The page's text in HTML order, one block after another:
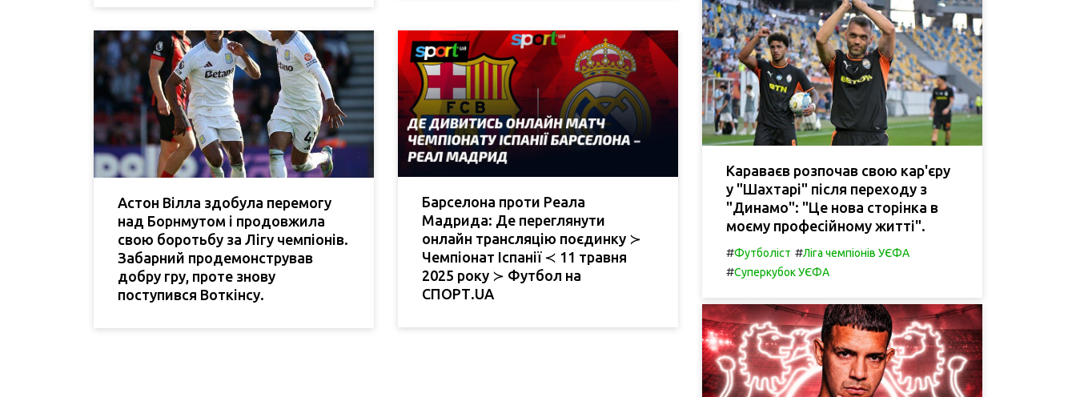
Астон Вілла здобула перемогу
над Борнмутом і продовжила
свою боротьбу за Лігу чемпіонів.
Забарний продемонстрував
добру гру, проте знову
поступився Воткінсу.
Барселона проти Реала
Мадрида: Де переглянути
онлайн трансляцію поєдинку ≻
Чемпіонат Іспанії ≺ 11 травня
2025 року ≻ Футбол на
СПОРТ.UA
Караваєв розпочав свою кар'єру
у "Шахтарі" після переходу з
"Динамо": "Це нова сторінка в
моєму професійному житті".
#Футболіст #Ліга чемпіонів УЄФА
#Суперкубок УЄФА